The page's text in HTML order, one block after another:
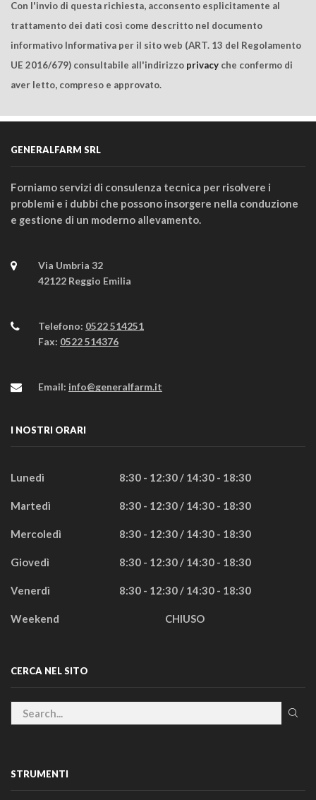
Con l'invio di questa richiesta, acconsento esplicitamente al
trattamento dei dati così come descritto nel documento
informativo Informativa per il sito web (ART. 13 del Regolamento
UE 2016/679) consultabile all'indirizzo privacy che confermo di
aver letto, compreso e approvato.
GENERALFARM SRL
Forniamo servizi di consulenza tecnica per risolvere i
problemi e i dubbi che possono insorgere nella conduzione
e gestione di un moderno allevamento.
Via Umbria 32
42122 Reggio Emilia
Telefono: 0522 514251
Fax: 0522 514376
Email: info@generalfarm.it
I NOSTRI ORARI
Lunedì 8:30 - 12:30 / 14:30 - 18:30
Martedì 8:30 - 12:30 / 14:30 - 18:30
Mercoledì 8:30 - 12:30 / 14:30 - 18:30
Giovedì 8:30 - 12:30 / 14:30 - 18:30
Venerdì 8:30 - 12:30 / 14:30 - 18:30
Weekend CHIUSO
CERCA NEL SITO
STRUMENTI